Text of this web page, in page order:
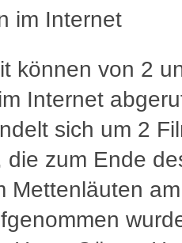
im Internet
können von 2
Internet
sich um 2
die zum Ende
Mettenläuten am